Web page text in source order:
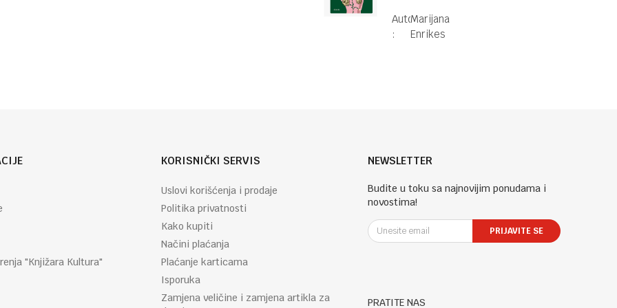
Autor
:
Marijana
Enrikes
"Knjižara Kultura"
KORISNIČKI SERVIS
Uslovi korišćenja i prodaje
Politika privatnosti
Kako kupiti
Načini plaćanja
Plaćanje karticama
Isporuka
Zamjena veličine i zamjena artikla za
NEWSLETTER
Budite u toku sa najnovijim ponudama i
novostima!
PRIJAVITE SE
PRATITE NAS